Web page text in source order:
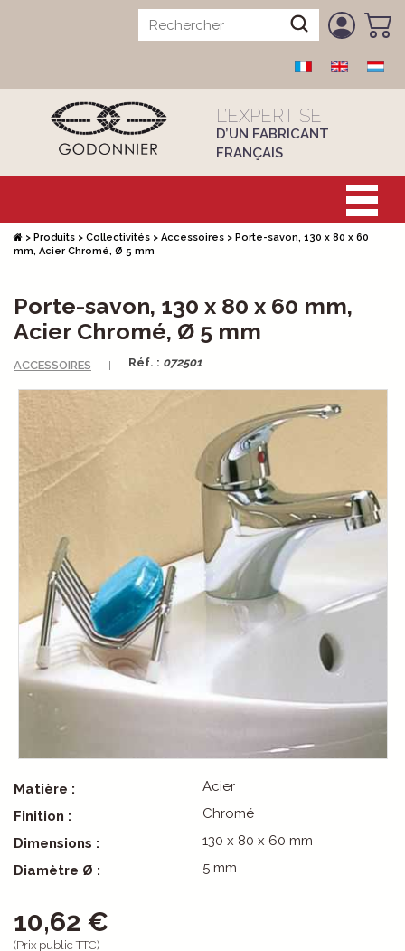
L’EXPERTISE
D’UN FABRICANT
FRANÇAIS
> Produits > Collectivités > Accessoires > Porte-savon, 130 x 80 x 60
mm, Acier Chromé, Ø 5 mm
Porte-savon, 130 x 80 x 60 mm,
Acier Chromé, Ø 5 mm
ACCESSOIRES Réf. : 072501
Matière :
Acier
Finition :
Chromé
Dimensions :
130 x 80 x 60 mm
Diamètre Ø :
5 mm
10,62 €
(Prix public TTC)